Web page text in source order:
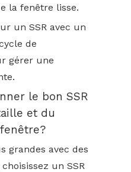
la fenêtre lisse.
un SSR avec un
de
gérer une
le bon SSR
et du
grandes avec des
un SSR